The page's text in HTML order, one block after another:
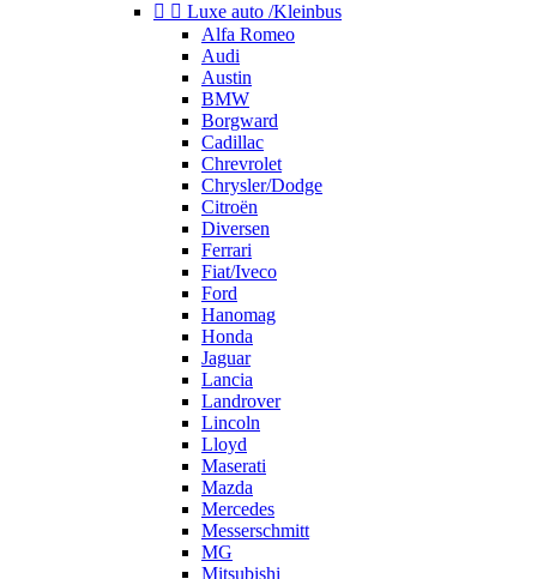
  Luxe auto /Kleinbus
Alfa Romeo
Audi
Austin
BMW
Borgward
Cadillac
Chrevrolet
Chrysler/Dodge
Citroën
Diversen
Ferrari
Fiat/Iveco
Ford
Hanomag
Honda
Jaguar
Lancia
Landrover
Lincoln
Lloyd
Maserati
Mazda
Mercedes
Messerschmitt
MG
Mitsubishi